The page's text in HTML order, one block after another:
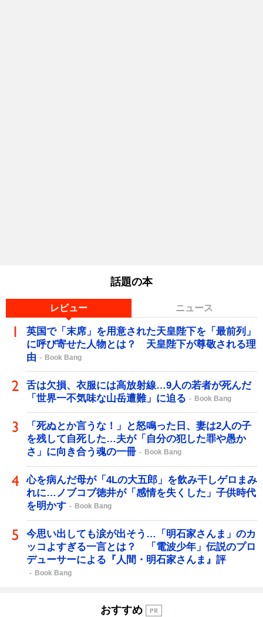
話題の本
レビュー ニュース
英国で「末席」を用意された天皇陛下を「最前列」
に呼び寄せた人物とは？ 天皇陛下が尊敬される理
由
Book Bang
舌は欠損、衣服には高放射線…9人の若者が死んだ
「世界一不気味な山岳遭難」に迫る
Book Bang
「死ぬとか言うな！」と怒鳴った日、妻は2人の子
を残して自死した…夫が「自分の犯した罪や愚か
さ」に向き合う魂の一冊
Book Bang
心を病んだ母が「4Lの大五郎」を飲み干しゲロまみ
れに…ノブコブ徳井が「感情を失くした」子供時代
を明かす
Book Bang
今思い出しても涙が出そう…「明石家さんま」のカ
ッコよすぎる一言とは？ 「電波少年」伝説のプロ
デューサーによる『人間・明石家さんま』評
Book Bang
おすすめ